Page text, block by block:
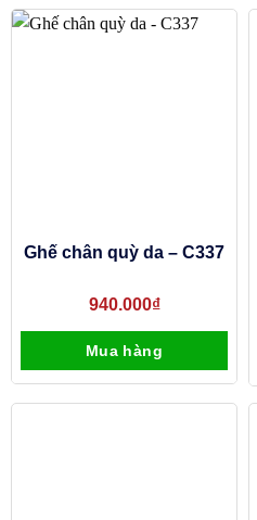
Ghế chân quỳ da – C337
940.000₫
Mua hàng